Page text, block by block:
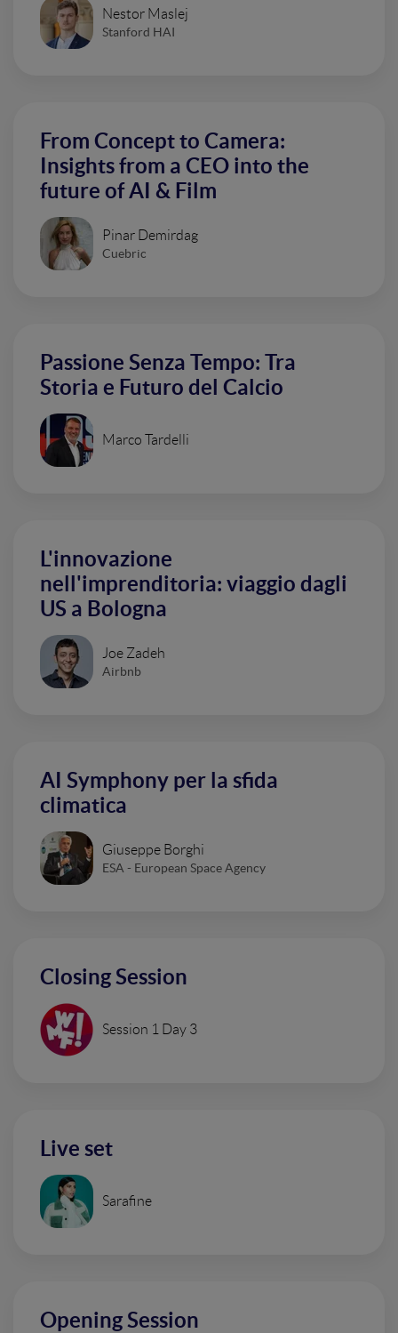
Nestor Maslej
Stanford HAI
From Concept to Camera:
Insights from a CEO into the
future of AI & Film
Pinar Demirdag
Cuebric
Passione Senza Tempo: Tra
Storia e Futuro del Calcio
Marco Tardelli
L'innovazione
nell'imprenditoria: viaggio dagli
US a Bologna
Joe Zadeh
Airbnb
AI Symphony per la sfida
climatica
Giuseppe Borghi
ESA - European Space Agency
Closing Session
Session 1 Day 3
Live set
Sarafine
Opening Session